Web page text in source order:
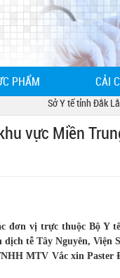
PHẨM CẢI
Sở Y tế tỉnh Đắk Lắk -
vực Miền
đơn vị trực thuộc Bộ Y
dịch tễ Tây Nguyên, Viện
MTV Vắc xin Paster